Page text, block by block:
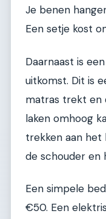
Je benen
Een setje kost
Daarnaast is
uitkomst. Dit is
matras trekt en
laken omhoog
trekken aan het
de schouder en
Een simpele
€50. Een